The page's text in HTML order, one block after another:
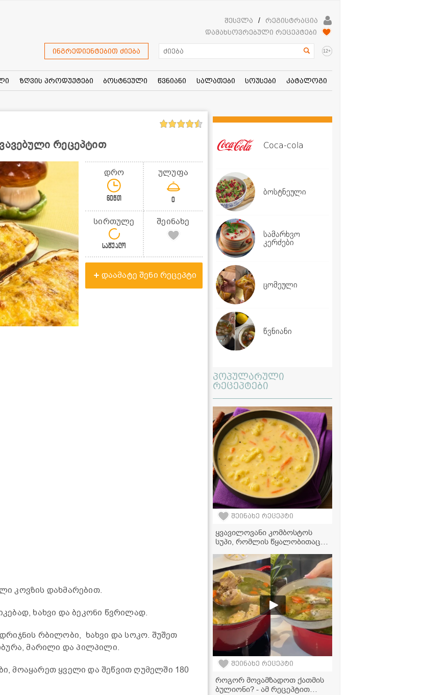
შესვლა /
რეგისტრაცია
დამახსოვრებული რეცეპტები
ინგრედიენტებით ძიება 12+
ზღვის პროდუქტები ბოსტნეული წვნიანი სალათები სოუსები კატალოგი
რეცეპტით
დრო
60წთ
ულუფა
0
სირთულე
საშუალო
შეინახე
დაამატე შენი რეცეპტი
კოვზის დახმარებით.
ხახვი და ბეკონი წვრილად.
რბილობი, ხახვი და სოკო. შუშეთ
მარილი და პილპილი.
მოაყარეთ ყველი და შეწვით ღუმელში 180
Coca-cola
ბოსტნეული
სამარხვო
კერძები
ცომეული
წვნიანი
პოპულარული
რეცეპტები
შეინახე რეცეპტი
ყვავილოვანი კომბოსტოს
სუპი, რომლის წყალობითაც
შეინახე რეცეპტი
როგორ მოვამზადოთ ქათმის
ბულიონი? - ამ რეცეპტით